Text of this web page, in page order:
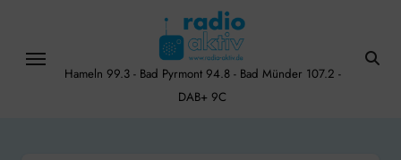
content
Hameln 99.3 - Bad Pyrmont 94.8 - Bad Münder 107.2 -
DAB+ 9C